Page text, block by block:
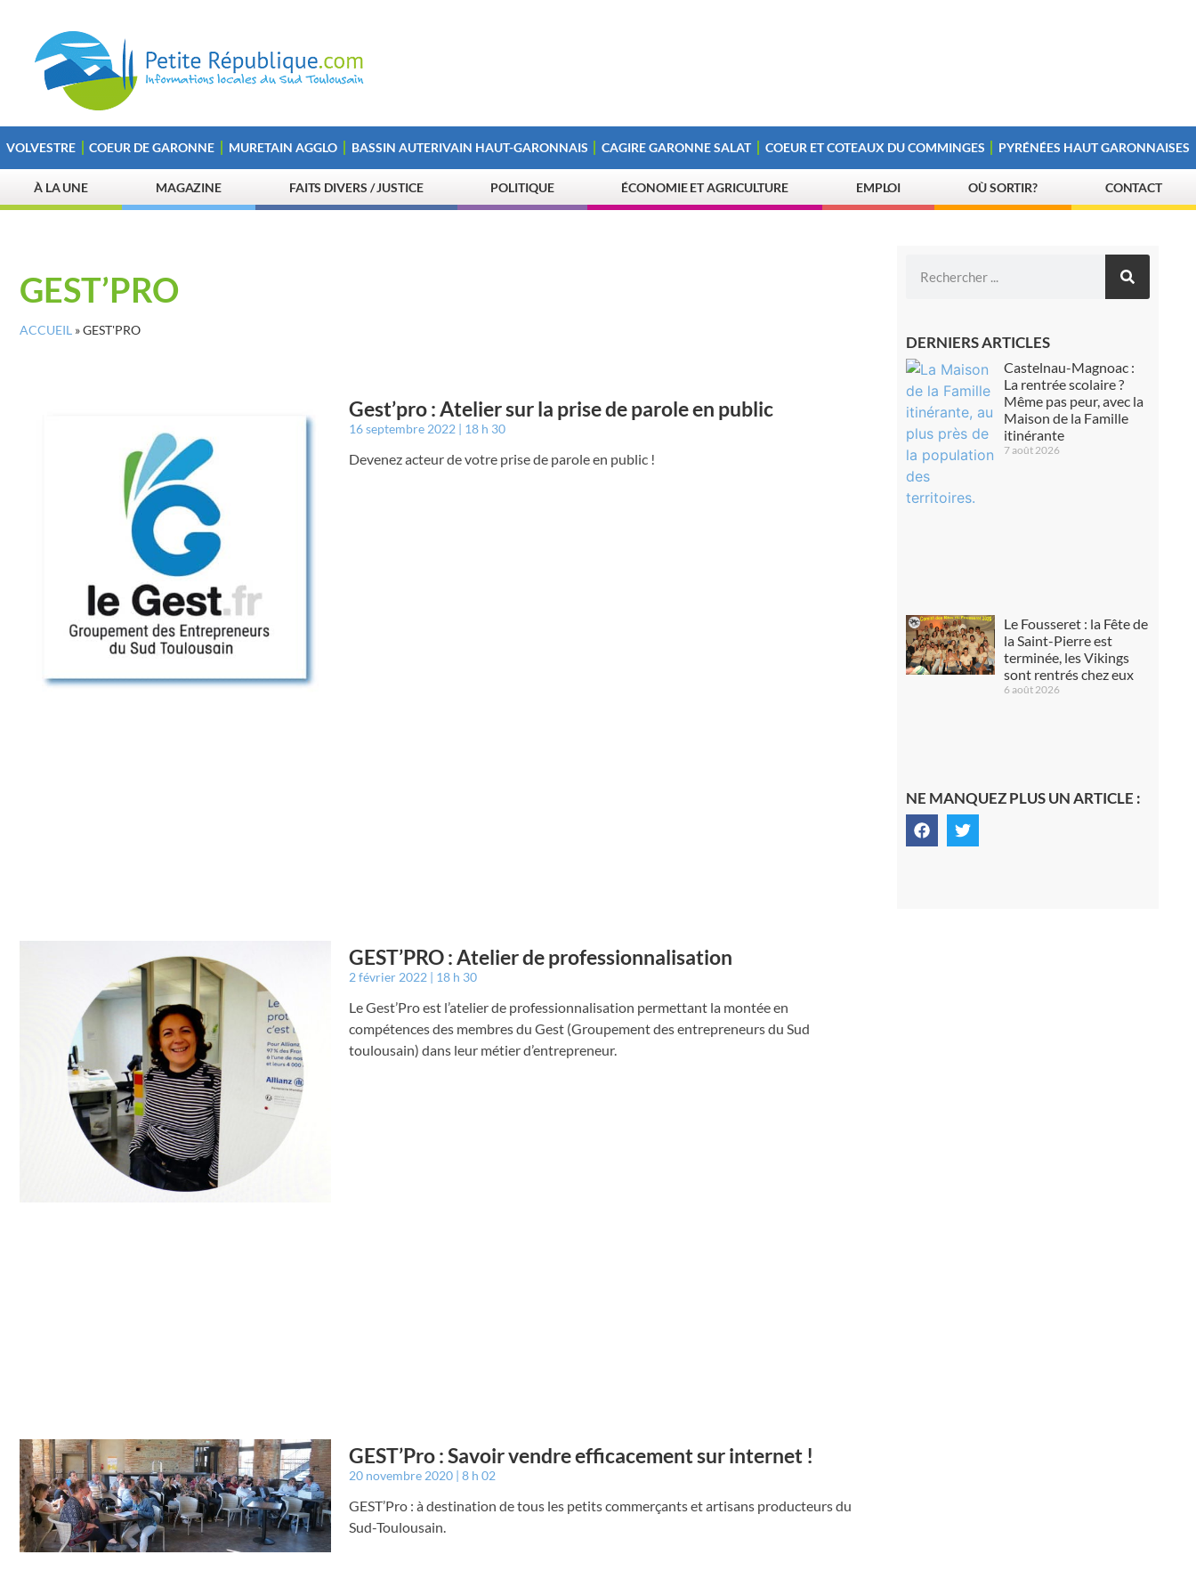
VOLVESTRE COEUR DE GARONNE MURETAIN AGGLO BASSIN AUTERIVAIN HAUT-GARONNAIS CAGIRE GARONNE SALAT COEUR ET COTEAUX DU COMMINGES PYRÉNÉES HAUT GARONNAISES
À LA UNE MAGAZINE FAITS DIVERS / JUSTICE POLITIQUE ÉCONOMIE ET AGRICULTURE EMPLOI OÙ SORTIR? CONTACT
GEST’PRO
ACCUEIL »GEST'PRO
Gest’pro : Atelier sur la prise de parole en public
16 septembre 2022 18 h 30
Devenez acteur de votre prise de parole en public !
GEST’PRO : Atelier de professionnalisation
2 février 2022 18 h 30
Le Gest’Pro est l’atelier de professionnalisation permettant la montée en
compétences des membres du Gest (Groupement des entrepreneurs du Sud
toulousain) dans leur métier d’entrepreneur.
GEST’Pro : Savoir vendre efficacement sur internet !
20 novembre 2020 8 h 02
GEST’Pro : à destination de tous les petits commerçants et artisans producteurs du
Sud-Toulousain.
DERNIERS ARTICLES
Castelnau-Magnoac :
La rentrée scolaire ?
Même pas peur, avec la
Maison de la Famille
itinérante
7 août 2026
Le Fousseret : la Fête de
la Saint-Pierre est
terminée, les Vikings
sont rentrés chez eux
6 août 2026
NE MANQUEZ PLUS UN ARTICLE :